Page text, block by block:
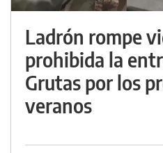
Ladrón rompe
prohibida la
Grutas por los
veranos